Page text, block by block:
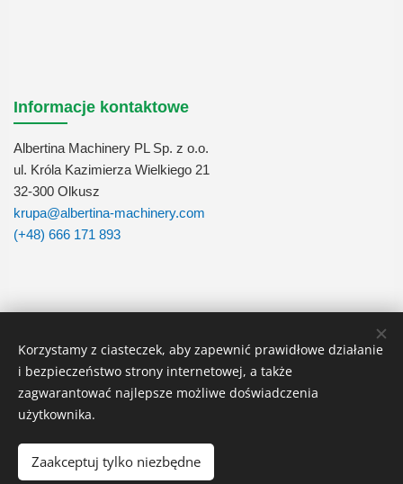
Informacje kontaktowe
Albertina Machinery PL Sp. z o.o.
ul. Króla Kazimierza Wielkiego 21
32-300 Olkusz
krupa@albertina-machinery.com
(+48) 666 171 893
Korzystamy z ciasteczek, aby zapewnić prawidłowe działanie
i bezpieczeństwo strony internetowej, a także
zagwarantować najlepsze możliwe doświadczenia
użytkownika.
Zaakceptuj tylko niezbędne